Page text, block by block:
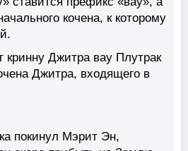
кочена, к которому
кринну Джитра вау Плутрак
Джитра, входящего в
покинул Мэрит Эн,